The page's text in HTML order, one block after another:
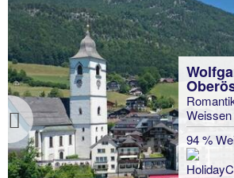
Previous
Wolfgangsee -
Oberösterreich
Romantik Hotel Im
Weissen RÃ¶ssl
94 % Weiterempfehlung